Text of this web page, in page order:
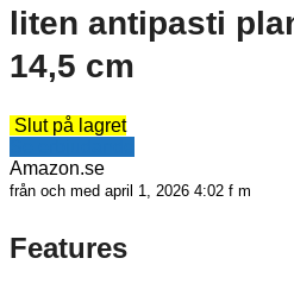
liten antipasti
14,5 cm
Slut på lagret
Amazon.se
från och med april 1, 2026 4:02 f m
Features